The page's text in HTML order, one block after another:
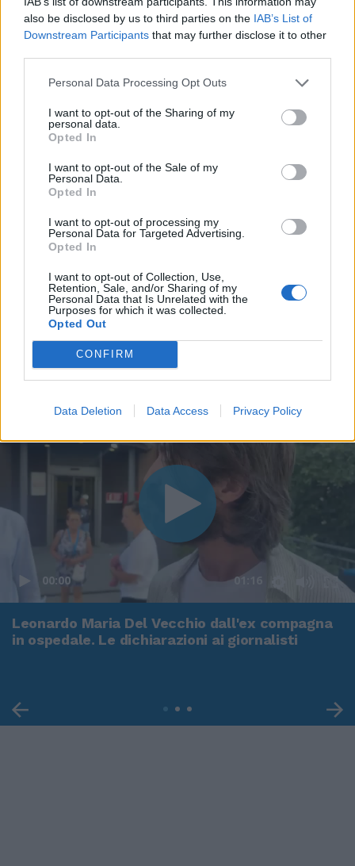
also be disclosed by us to third parties on the IAB’s List of
Downstream Participants that may further disclose it to other
Personal Data Processing Opt Outs
I want to opt-out of the Sharing of my
personal data.
Opted In
I want to opt-out of the Sale of my
Personal Data.
Opted In
I want to opt-out of processing my
Personal Data for Targeted Advertising.
Opted In
I want to opt-out of Collection, Use,
Retention, Sale, and/or Sharing of my
Personal Data that Is Unrelated with the
Purposes for which it was collected.
Opted Out
CONFIRM
Data Deletion Data Access Privacy Policy
00:00 01:16
Leonardo Maria Del Vecchio dall'ex compagna
in ospedale. Le dichiarazioni ai giornalisti